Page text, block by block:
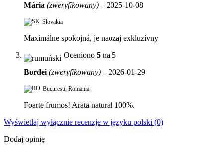
Mária (zweryfikowany) – 2025-10-08
Slovakia
Maximálne spokojná, je naozaj exkluzívny
Oceniono 5 na 5
Bordei (zweryfikowany) – 2026-01-29
Bucuresti, Romania
Foarte frumos! Arata natural 100%.
Wyświetlaj wyłącznie recenzje w języku polski (0)
Dodaj opinię